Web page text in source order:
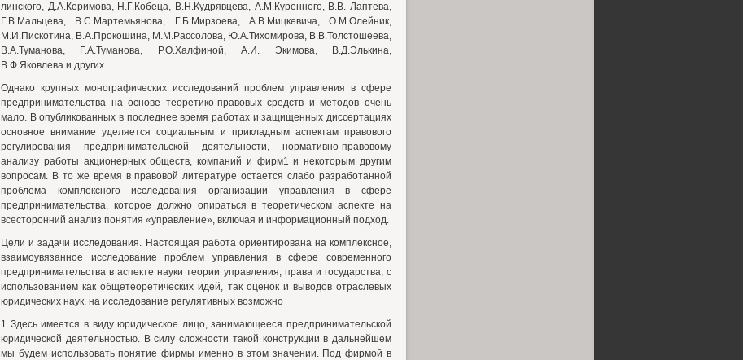
линского, Д.А.Керимова, Н.Г.Кобеца, В.Н.Кудрявцева, А.М.Куренного, В.В. Лаптева,
Г.В.Мальцева, В.С.Мартемьянова, Г.Б.Мирзоева, А.В.Мицкевича, О.М.Олейник,
М.И.Пискотина, В.А.Прокошина, М.М.Рассолова, Ю.А.Тихомирова, В.В.Толстошеева,
В.А.Туманова, Г.А.Туманова, Р.О.Халфиной, А.И. Экимова, В.Д.Элькина,
В.Ф.Яковлева и других.
Однако крупных монографических исследований проблем управления в сфере
предпринимательства на основе теоретико-правовых средств и методов очень
мало. В опубликованных в последнее время работах и защищенных диссертациях
основное внимание уделяется социальным и прикладным аспектам правового
регулирования предпринимательской деятельности, нормативно-правовому
анализу работы акционерных обществ, компаний и фирм1 и некоторым другим
вопросам. В то же время в правовой литературе остается слабо разработанной
проблема комплексного исследования организации управления в сфере
предпринимательства, которое должно опираться в теоретическом аспекте на
всесторонний анализ понятия «управление», включая и информационный подход.
Цели и задачи исследования. Настоящая работа ориентирована на комплексное,
взаимоувязанное исследование проблем управления в сфере современного
предпринимательства в аспекте науки теории управления, права и государства, с
использованием как общетеоретических идей, так оценок и выводов отраслевых
юридических наук, на исследование регулятивных возможно
1 Здесь имеется в виду юридическое лицо, занимающееся предпринимательской
юридической деятельностью. В силу сложности такой конструкции в дальнейшем
мы будем использовать понятие фирмы именно в этом значении. Под фирмой в